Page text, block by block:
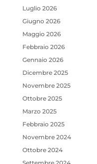
Luglio 2026
Giugno 2026
Maggio 2026
Febbraio 2026
Gennaio 2026
Dicembre 2025
Novembre 2025
Ottobre 2025
Marzo 2025
Febbraio 2025
Novembre 2024
Ottobre 2024